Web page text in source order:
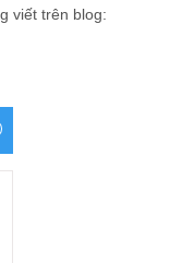
viết trên blog: